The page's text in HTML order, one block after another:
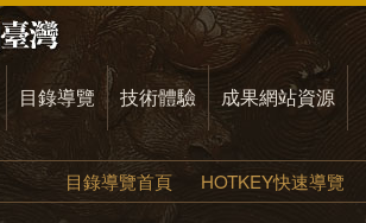
目錄導覽 技術體驗 成果網站資源
目錄導覽首頁 HOTKEY快速導覽